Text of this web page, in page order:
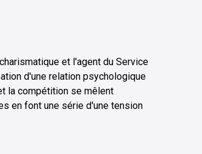
et l'agent du Service
d'une relation psychologique
la compétition se mêlent
en font une série d'une tension